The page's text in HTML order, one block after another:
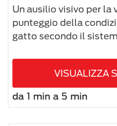
Un ausilio visivo per la
punteggio della
gatto secondo il
VISUALIZZA
da 1 min a 5 min